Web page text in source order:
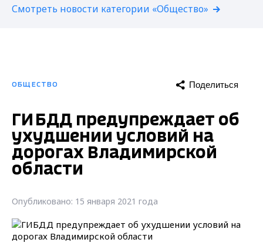
Смотреть новости категории «Общество»
ОБЩЕСТВО Поделиться
ГИБДД предупреждает об
ухудшении условий на
дорогах Владимирской
области
Опубликовано: 15 января 2021 года